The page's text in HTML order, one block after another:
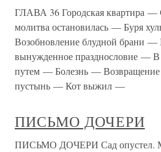
ГЛАВА 36 Городская квартира —
молитва остановилась — Буря
Возобновление блудной брани —
вынужденное празднословие —
путем — Болезнь —
пустынь — Кот выжил —
ПИСЬМО ДОЧЕРИ
ПИСЬМО ДОЧЕРИ Сад опустел.